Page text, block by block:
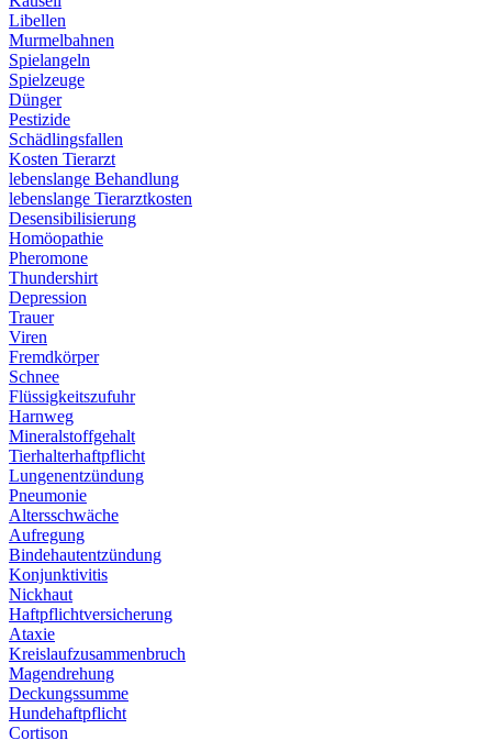
Libellen
Murmelbahnen
Spielangeln
Spielzeuge
Dünger
Pestizide
Schädlingsfallen
Kosten Tierarzt
lebenslange Behandlung
lebenslange Tierarztkosten
Desensibilisierung
Homöopathie
Pheromone
Thundershirt
Depression
Trauer
Viren
Fremdkörper
Schnee
Flüssigkeitszufuhr
Harnweg
Mineralstoffgehalt
Tierhalterhaftpflicht
Lungenentzündung
Pneumonie
Altersschwäche
Aufregung
Bindehautentzündung
Konjunktivitis
Nickhaut
Haftpflichtversicherung
Ataxie
Kreislaufzusammenbruch
Magendrehung
Deckungssumme
Hundehaftpflicht
Cortison